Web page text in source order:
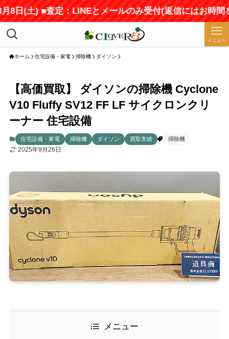
土) ■査定：LINEとメールのみ受付(返信にはお時間をい
メニュー
ホーム 住宅設備・家電 掃除機 ダイソン
【高価買取】 ダイソンの掃除機 Cyclone
V10 Fluffy SV12 FF LF サイクロンクリ
ーナー 住宅設備
住宅設備・家電 掃除機 ダイソン 買取実績 掃除機
2025年9月26日
メニュー